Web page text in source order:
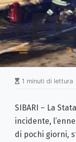
1 minuti di lettura
SIBARI – La
incidente,
di pochi giorni,